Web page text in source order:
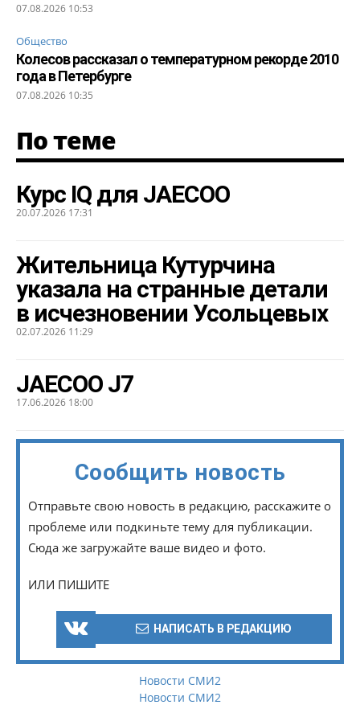
07.08.2026 10:53
Общество
Колесов рассказал о температурном рекорде 2010
года в Петербурге
07.08.2026 10:35
По теме
Курс IQ для JAECOO
20.07.2026 17:31
Жительница Кутурчина
указала на странные детали
в исчезновении Усольцевых
02.07.2026 11:29
JAECOO J7
17.06.2026 18:00
Сообщить новость
Отправьте свою новость в редакцию, расскажите о
проблеме или подкиньте тему для публикации.
Сюда же загружайте ваше видео и фото.
ИЛИ ПИШИТЕ
НАПИСАТЬ В РЕДАКЦИЮ
Новости СМИ2
Новости СМИ2